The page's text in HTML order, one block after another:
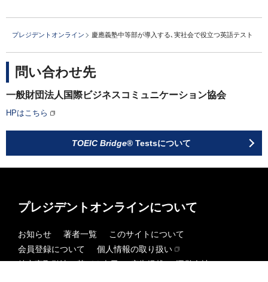
プレジデントオンライン 慶應義塾中等部が導入する､実社会で役立つ英語テスト
問い合わせ先
一般財団法人国際ビジネスコミュニケーション協会
HPはこちら
TOEIC Bridge® Testsについて
プレジデントオンラインについて
お知らせ 著者一覧
このサイトについて
会員登録について
個人情報の取り扱い
特定商取引法に基づく表示
広告掲載
運営会社